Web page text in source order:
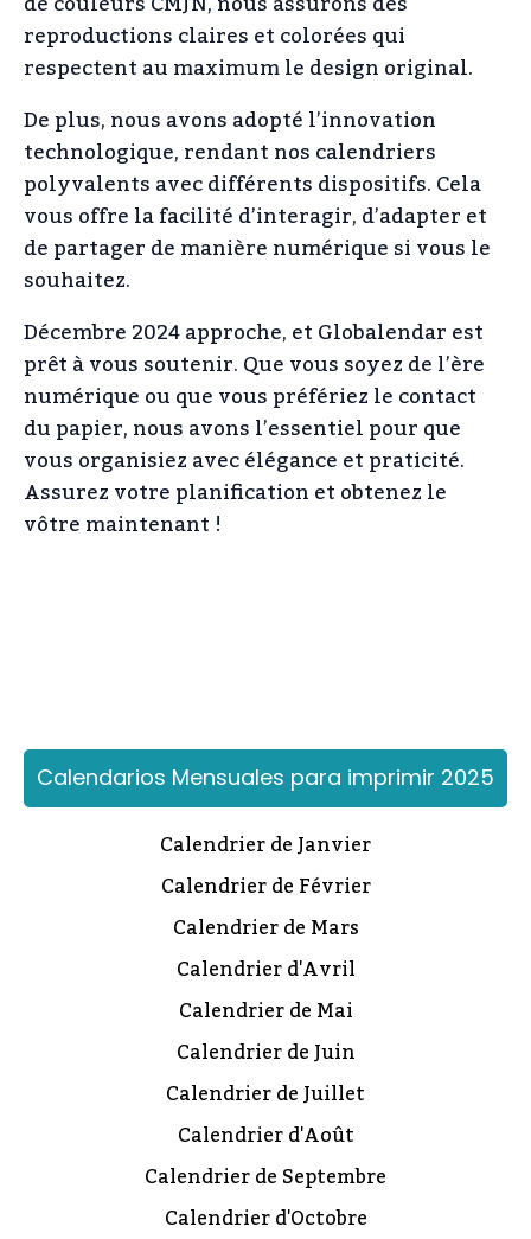
reproductions claires et colorées qui
respectent au maximum le design original.
De plus, nous avons adopté l’innovation
technologique, rendant nos calendriers
polyvalents avec différents dispositifs. Cela
vous offre la facilité d’interagir, d’adapter et
de partager de manière numérique si vous le
souhaitez.
Décembre 2024 approche, et Globalendar est
prêt à vous soutenir. Que vous soyez de l’ère
numérique ou que vous préfériez le contact
du papier, nous avons l’essentiel pour que
vous organisiez avec élégance et praticité.
Assurez votre planification et obtenez le
vôtre maintenant !
Calendarios Mensuales para imprimir 2025
Calendrier de Janvier
Calendrier de Février
Calendrier de Mars
Calendrier d'Avril
Calendrier de Mai
Calendrier de Juin
Calendrier de Juillet
Calendrier d'Août
Calendrier de Septembre
Calendrier d'Octobre